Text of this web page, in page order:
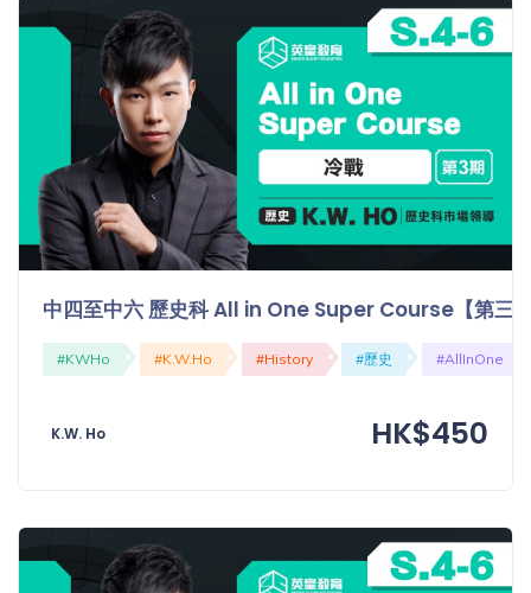
中四至中六 歷史科 All in One Super Course【第三
#KWHo #K.W.Ho #History #歷史 #AllInOne
K.W. Ho HK$450